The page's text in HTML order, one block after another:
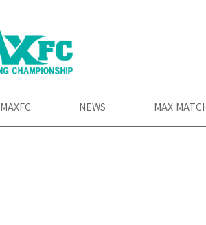
MAXFC NEWS MAX